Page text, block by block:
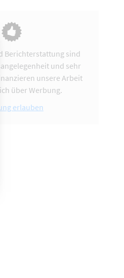
Berichterstattung sind
und sehr
unsere Arbeit
über Werbung.
erlauben